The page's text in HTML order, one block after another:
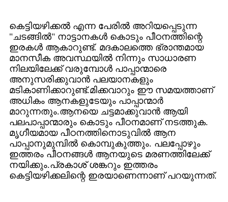
കെട്ടിയഴിക്കൽ എന്ന പേരിൽ അറിയപ്പെടുന്ന
"ചടങ്ങിൽ" നാട്ടാനകൾ കൊടും പീഠനത്തിന്റെ
ഇരകൾ ആകാറുണ്ട്‌. മദകാലത്തെ ഭ്രാന്തമായ
മാനസീക അവസ്ഥയിൽ നിന്നും സാധാരണ
നിലയിലേക്ക്‌ വരുമ്പോൾ പാപ്പാന്മാരെ
അനുസരിക്കുവാൻ പലയാനകളും
മടികാണിക്കാറുണ്ട്‌.മിക്കവാറും ഈ സമയത്താണ്‌
അധികം ആനകളുടേയും പാപ്പാന്മാർ
മാറുന്നതും.ആനയെ ചട്ടമാക്കുവാൻ ആയി
പലപാപ്പാന്മാരും കൊടും പീഠനമാണ്‌ നടത്തുക.
മൃഗീയമായ പീഠനത്തിനൊടുവിൽ ആന
പാപ്പാനുമുമ്പിൽ കൊമ്പുകുത്തും. പലപ്പോഴും
ഇത്തരം പീഠനങ്ങൾ ആനയുടെ മരണത്തിലേക്ക്‌
നയിക്കും.പ്രകാശ്‌ ശങ്കറും ഇത്തരം
കെട്ടിയഴിക്കലിന്റെ ഇരയാണെന്നാണ്‌ പറയുന്നത്‌.